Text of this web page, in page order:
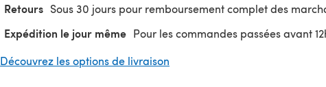
Retours Sous 30 jours pour remboursement complet des
Expédition le jour même Pour les commandes passées avant
Découvrez les options de livraison